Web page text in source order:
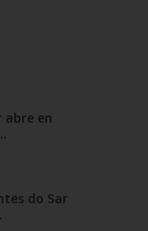
abre en
do Sar